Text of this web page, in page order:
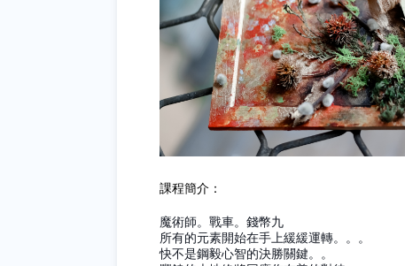
課程簡介：
魔術師。戰車。錢幣九
所有的元素開始在手上緩緩運轉。。。
快不是鋼毅心智的決勝關鍵。。